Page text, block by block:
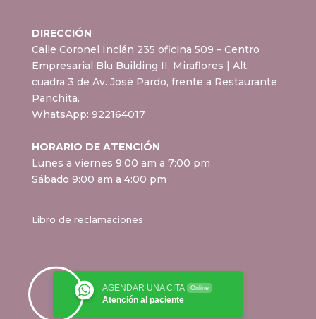
DIRECCIÓN
Calle Coronel Inclán 235 oficina 509 – Centro
Empresarial Blu Building II, Miraflores | Alt.
cuadra 3 de Av. José Pardo, frente a Restaurante
Panchita.
WhatsApp: 922164017
HORARIO DE ATENCIÓN
Lunes a viernes 9:00 am a 7:00 pm
Sábado 9:00 am a 4:00 pm
Libro de reclamaciones
AGENDAR UNA CITA Online
Atención al paciente